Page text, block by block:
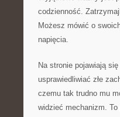
codzienność.
Możesz mówić o
napięcia.
Na stronie pojawiają
usprawiedliwiać złe
czemu tak trudno mu
widzieć mechanizm.